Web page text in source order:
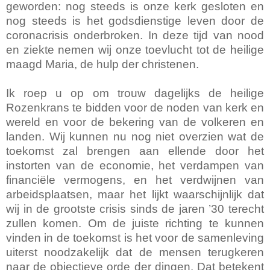
geworden: nog steeds is onze kerk gesloten en
nog steeds is het godsdienstige leven door de
coronacrisis onderbroken. In deze tijd van nood
en ziekte nemen wij onze toevlucht tot de heilige
maagd Maria, de hulp der christenen.
Ik roep u op om trouw dagelijks de heilige
Rozenkrans te bidden voor de noden van kerk en
wereld en voor de bekering van de volkeren en
landen. Wij kunnen nu nog niet overzien wat de
toekomst zal brengen aan ellende door het
instorten van de economie, het verdampen van
financiële vermogens, en het verdwijnen van
arbeidsplaatsen, maar het lijkt waarschijnlijk dat
wij in de grootste crisis sinds de jaren ’30 terecht
zullen komen. Om de juiste richting te kunnen
vinden in de toekomst is het voor de samenleving
uiterst noodzakelijk dat de mensen terugkeren
naar de objectieve orde der dingen. Dat betekent